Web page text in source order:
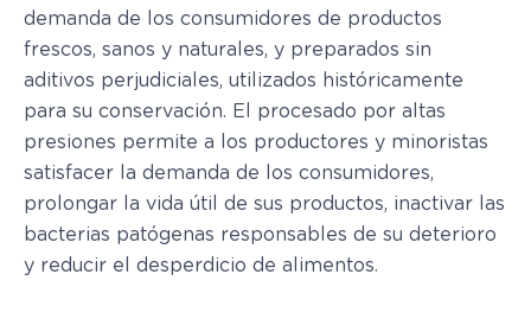
demanda de los consumidores de productos
frescos, sanos y naturales, y preparados sin
aditivos perjudiciales, utilizados históricamente
para su conservación. El procesado por altas
presiones permite a los productores y minoristas
satisfacer la demanda de los consumidores,
prolongar la vida útil de sus productos, inactivar las
bacterias patógenas responsables de su deterioro
y reducir el desperdicio de alimentos.